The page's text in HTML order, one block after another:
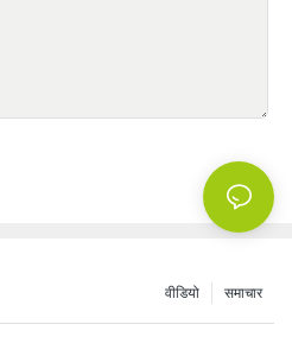
समाचार
वीडियो